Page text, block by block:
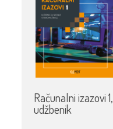
Računalni izazovi 1,
udžbenik